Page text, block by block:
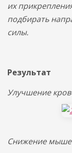
их
подбирать
силы.
Результат
Улучшение
Снижение